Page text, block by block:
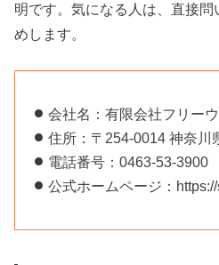
明です。気になる人は、直接
めします。
会社名：有限会社フリー
住所：〒254-0014 神奈川
電話番号：0463-53-3900
公式ホームページ：